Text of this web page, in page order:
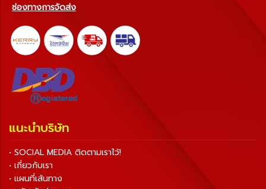
ช่องทางการจัดส่ง
แนะนำบริษัท
• SOCIAL MEDIA ติดตามเราไว้!
• เกี่ยวกับเรา
• แผนที่เส้นทาง